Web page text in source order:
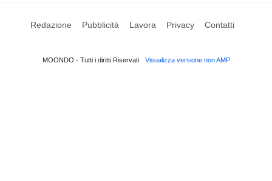
Redazione Pubblicità Lavora Privacy Contatti
MOONDO - Tutti i diritti Riservati Visualizza versione non AMP